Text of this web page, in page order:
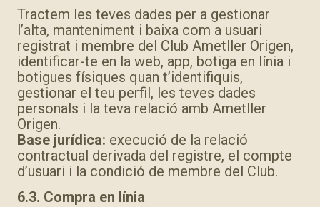
Tractem les teves dades per a gestionar
l’alta, manteniment i baixa com a usuari
registrat i membre del Club Ametller Origen,
identificar-te en la web, app, botiga en línia i
botigues físiques quan t’identifiquis,
gestionar el teu perfil, les teves dades
personals i la teva relació amb Ametller
Origen.
Base jurídica: execució de la relació
contractual derivada del registre, el compte
d’usuari i la condició de membre del Club.
6.3. Compra en línia